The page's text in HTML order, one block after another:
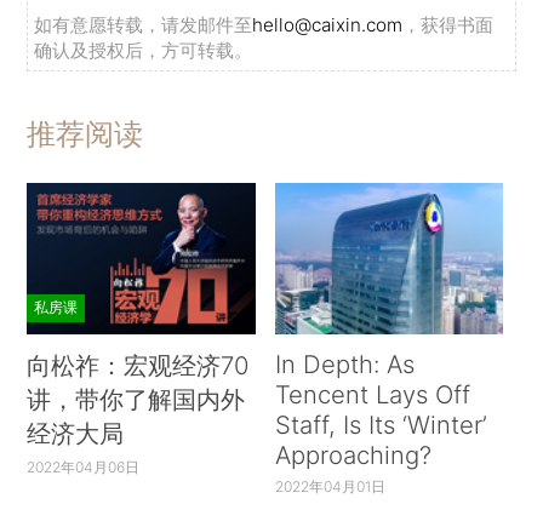
如有意愿转载，请发邮件至hello@caixin.com ，获得书面
确认及授权后，方可转载。
推荐阅读
私房课
向松祚：宏观经济70
讲，带你了解国内外
经济大局
2022年04月06日
In Depth: As
Tencent Lays Off
Staff, Is Its ‘Winter’
Approaching?
2022年04月01日